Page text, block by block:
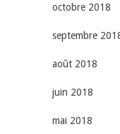
octobre 2018
septembre
août 2018
juin 2018
mai 2018